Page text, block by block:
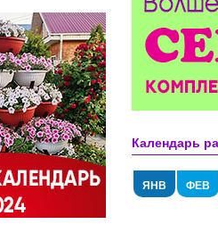
Календарь
ЯНВ ФЕВ